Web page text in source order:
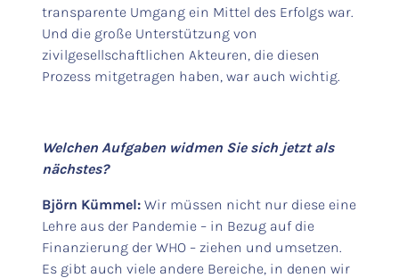
transparente Umgang ein Mittel des Erfolgs war.
Und die große Unterstützung von
zivilgesellschaftlichen Akteuren, die diesen
Prozess mitgetragen haben, war auch wichtig.
Welchen Aufgaben widmen Sie sich jetzt als
nächstes?
Björn Kümmel:Wir müssen nicht nur diese eine
Lehre aus der Pandemie – in Bezug auf die
Finanzierung der WHO – ziehen und umsetzen.
Es gibt auch viele andere Bereiche, in denen wir